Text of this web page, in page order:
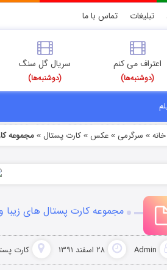
تبلیغات تماس با ما
اعتراف می کنم
(دوشنبه‌ها)
سریال گل سنگ
(دوشنبه‌ها)
خانه» سرگرمی » عکس » کارت پستال » مجموعه
مجموعه کارت پستال های زیبا ویژه
Admin ۲۸ اسفند ۱۳۹۱ کارت